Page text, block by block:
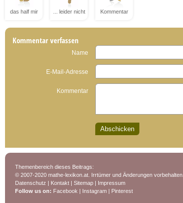
das half mir ... leider nicht Kommentar
Kommentar verfassen
Name
E-Mail-Adresse
Kommentar
Themenbereich dieses Beitrags:
© 2007-2020 mathe-lexikon.at. Irrtümer und Änderungen vorbehalten.
Datenschutz | Kontakt | Sitemap | Impressum
Follow us on: Facebook | Instagram | Pinterest